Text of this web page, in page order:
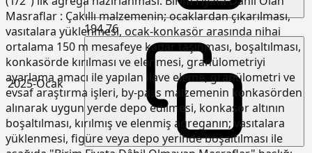
2025-Ocak
194,76
Masraflar : Çakıllı malzemenin; ocaklardan çıkarılması,
vasıtalara yüklenmesi, ocak-konkasör arasında nihai
ortalama 150 m mesafeye kadar taşınması, boşaltılması,
konkasörde kırılması ve elenmesi, granülometriyi
ayarlama amacı ile yapılan ilave eleme, granülometri ve
evsaf araştırma işleri, by-pass malzemenin konkasörden
alınarak uygun yerde depo edilmesi, konkasör altının
boşaltılması, kırılmış ve elenmiş agreganın; vasıtalara
yüklenmesi, figüre veya depo yerinde boşaltılması ile